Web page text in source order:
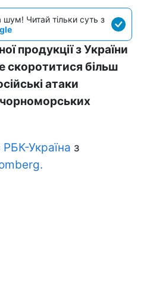
Читай тільки суть з
продукції з України
скоротитися більш
атаки
РБК-Україна з